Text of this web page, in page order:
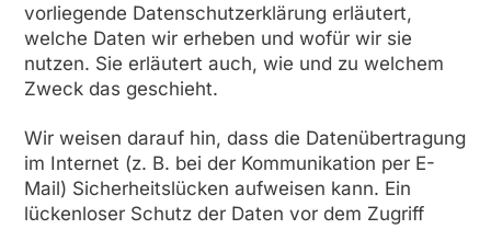
vorliegende Datenschutzerklärung erläutert,
welche Daten wir erheben und wofür wir sie
nutzen. Sie erläutert auch, wie und zu welchem
Zweck das geschieht.
Wir weisen darauf hin, dass die Datenübertragung
im Internet (z. B. bei der Kommunikation per E-
Mail) Sicherheitslücken aufweisen kann. Ein
lückenloser Schutz der Daten vor dem Zugriff